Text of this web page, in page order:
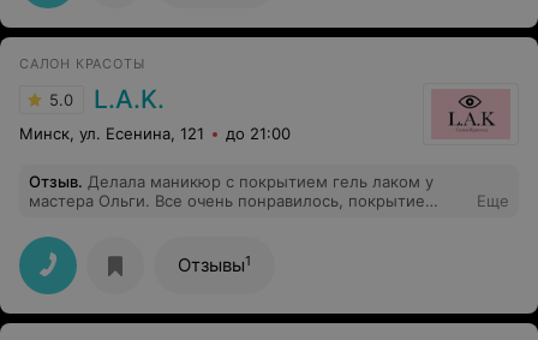
САЛОН КРАСОТЫ
5.0 L.A.K.
Минск, ул. Есенина, 121 до 21:00
Отзыв. Делала маникюр с покрытием гель лаком у
мастера Ольги. Все очень понравилось, покрытие
Еще
Отзывы1